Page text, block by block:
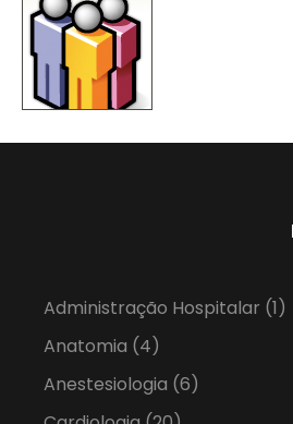
Administração Hospitalar (1)
Anatomia (4)
Anestesiologia (6)